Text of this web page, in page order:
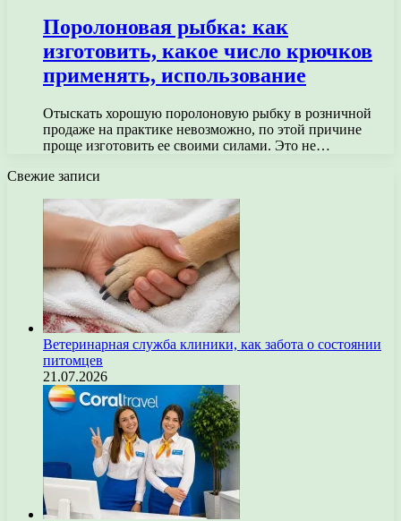
Поролоновая рыбка: как
изготовить, какое число крючков
применять, использование
Отыскать хорошую поролоновую рыбку в розничной
продаже на практике невозможно, по этой причине
проще изготовить ее своими силами. Это не…
Свежие записи
Ветеринарная служба клиники, как забота о состоянии
питомцев
21.07.2026